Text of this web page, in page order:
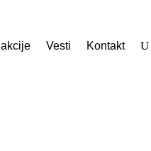
Vesti Kontakt